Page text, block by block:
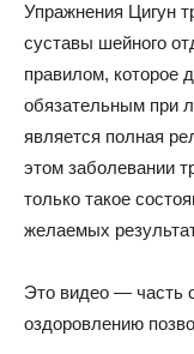
Упражнения Цигун
суставы шейного
правилом, которое
обязательным при
является полная
этом заболевании
только такое
желаемых
Это видео — часть
оздоровлению